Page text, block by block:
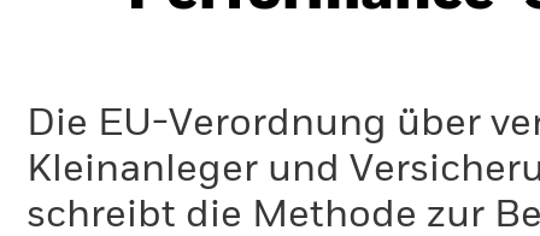
Die EU-Verordnung über
Kleinanleger und
schreibt die Methode zur